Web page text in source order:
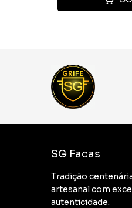
SG Facas
Tradição
artesanal com
autenticidade.